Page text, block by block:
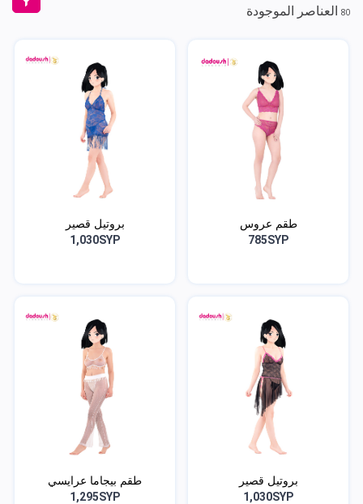
80 العناصر الموجودة
طقم عروس
785SYP
بروتيل قصير
1,030SYP
بروتيل قصير
1,030SYP
طقم بيجاما عرايسي
1,295SYP